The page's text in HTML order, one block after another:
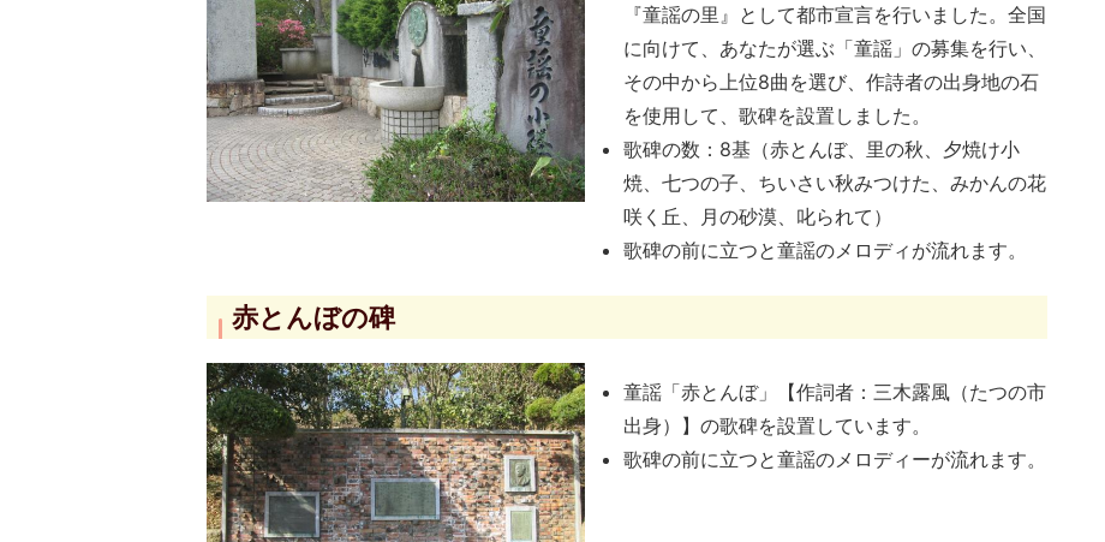
『童謡の里』として都市宣言を行いました。全国
に向けて、あなたが選ぶ「童謡」の募集を行い、
その中から上位8曲を選び、作詩者の出身地の石
を使用して、歌碑を設置しました。
歌碑の数：8基（赤とんぼ、里の秋、夕焼け小
焼、七つの子、ちいさい秋みつけた、みかんの花
咲く丘、月の砂漠、叱られて）
歌碑の前に立つと童謡のメロディが流れます。
赤とんぼの碑
童謡「赤とんぼ」【作詞者：三木露風（たつの市
出身）】の歌碑を設置しています。
歌碑の前に立つと童謡のメロディーが流れます。